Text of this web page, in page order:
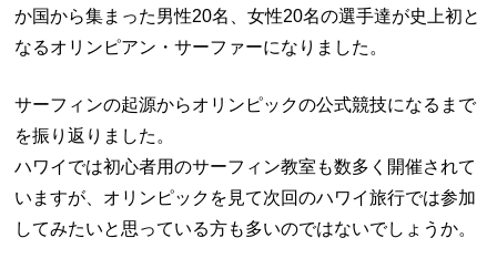
か国から集まった男性20名、女性20名の選手達が史上初と
なるオリンピアン・サーファーになりました。
サーフィンの起源からオリンピックの公式競技になるまで
を振り返りました。
ハワイでは初心者用のサーフィン教室も数多く開催されて
いますが、オリンピックを見て次回のハワイ旅行では参加
してみたいと思っている方も多いのではないでしょうか。